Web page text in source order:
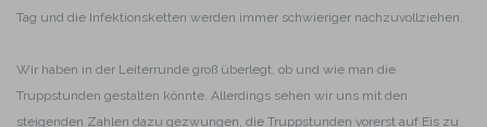
Tag und die Infektionsketten werden immer schwieriger nachzuvollziehen.
Wir haben in der Leiterrunde groß überlegt, ob und wie man die
Truppstunden gestalten könnte. Allerdings sehen wir uns mit den
steigenden Zahlen dazu gezwungen, die Truppstunden vorerst auf Eis zu